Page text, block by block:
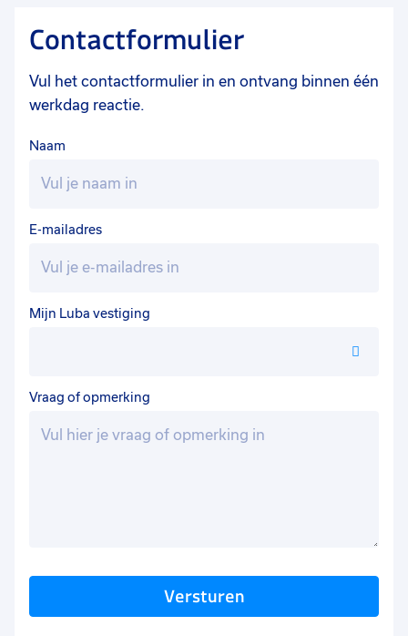
Contactformulier
Vul het contactformulier in en ontvang binnen één
werkdag reactie.
Naam
E-mailadres
Mijn Luba vestiging
Vraag of opmerking